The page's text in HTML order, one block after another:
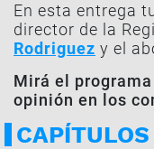
En esta entrega
director de la
Rodriguez y el
Mirá el
opinión en los